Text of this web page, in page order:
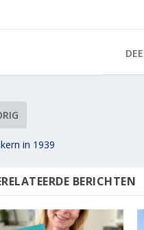
in 1939
BERICHTEN